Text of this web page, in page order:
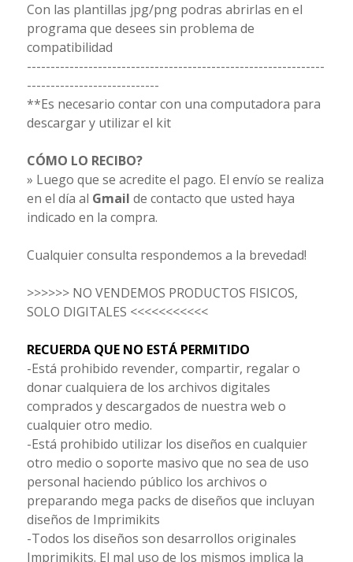
Con las plantillas jpg/png podras abrirlas en el
programa que desees sin problema de
compatibilidad
---------------------------------------------------------------
----------------------------
**Es necesario contar con una computadora para
descargar y utilizar el kit
CÓMO LO RECIBO?
» Luego que se acredite el pago. El envío se realiza
en el día al Gmail de contacto que usted haya
indicado en la compra.
Cualquier consulta respondemos a la brevedad!
>>>>>> NO VENDEMOS PRODUCTOS FISICOS,
SOLO DIGITALES <<<<<<<<<<<
RECUERDA QUE NO ESTÁ PERMITIDO
-Está prohibido revender, compartir, regalar o
donar cualquiera de los archivos digitales
comprados y descargados de nuestra web o
cualquier otro medio.
-Está prohibido utilizar los diseños en cualquier
otro medio o soporte masivo que no sea de uso
personal haciendo público los archivos o
preparando mega packs de diseños que incluyan
diseños de Imprimikits
-Todos los diseños son desarrollos originales
Imprimikits. El mal uso de los mismos implica la